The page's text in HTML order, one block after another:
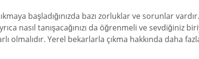
başladığınızda bazı zorluklar ve sorunlar
nasıl tanışacağınızı da öğrenmeli ve sevdiğiniz
olmalıdır. Yerel bekarlarla çıkma hakkında daha